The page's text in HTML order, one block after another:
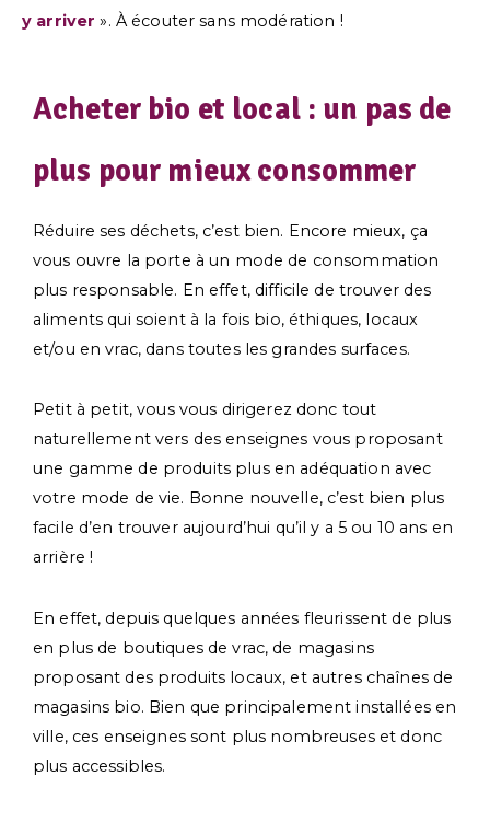
y arriver ». À écouter sans modération !
Acheter bio et local : un pas de
plus pour mieux consommer
Réduire ses déchets, c’est bien. Encore mieux, ça
vous ouvre la porte à un mode de consommation
plus responsable. En effet, difficile de trouver des
aliments qui soient à la fois bio, éthiques, locaux
et/ou en vrac, dans toutes les grandes surfaces.
Petit à petit, vous vous dirigerez donc tout
naturellement vers des enseignes vous proposant
une gamme de produits plus en adéquation avec
votre mode de vie. Bonne nouvelle, c’est bien plus
facile d’en trouver aujourd’hui qu’il y a 5 ou 10 ans en
arrière !
En effet, depuis quelques années fleurissent de plus
en plus de boutiques de vrac, de magasins
proposant des produits locaux, et autres chaînes de
magasins bio. Bien que principalement installées en
ville, ces enseignes sont plus nombreuses et donc
plus accessibles.